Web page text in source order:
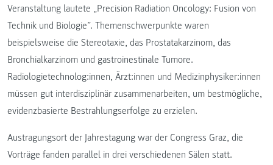
Veranstaltung lautete „Precision Radiation Oncology: Fusion von
Technik und Biologie”. Themenschwerpunkte waren
beispielsweise die Stereotaxie, das Prostatakarzinom, das
Bronchialkarzinom und gastroinestinale Tumore.
Radiologietechnolog:innen, Ärzt:innen und Medizinphysiker:innen
müssen gut interdisziplinär zusammenarbeiten, um bestmögliche,
evidenzbasierte Bestrahlungserfolge zu erzielen.
Austragungsort der Jahrestagung war der Congress Graz, die
Vorträge fanden parallel in drei verschiedenen Sälen statt.